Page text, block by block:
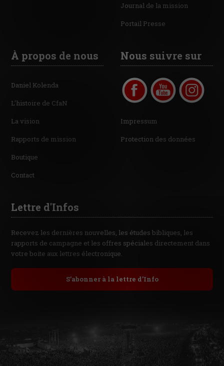
Journal de la mission
Portail Presse
À propos de nous
Daniel Kolenda
L'histoire de CfaN
La vision
Rapports de mission
Boutique
Contact
Nous suivre sur
Impressum
Protection des données
Lettre d'Infos
Recevez les dernières nouvelles, les études bibliques, les
rapports de campagne et les offres spéciales directement dans
votre boite aux lettres électronique.
S’abonner à la lettre d’Info